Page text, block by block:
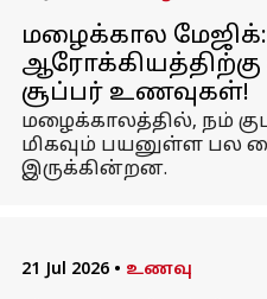
மழைக்கால மேஜிக்:
சூப்பர் உணவுகள்!
மழைக்காலத்தில், நம்
மிகவும் பயனுள்ள பல
இருக்கின்றன.
21 Jul 2026 • உணவு